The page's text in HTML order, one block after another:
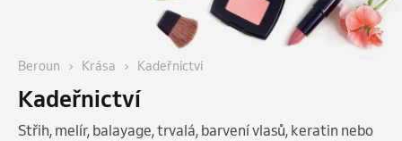
Beroun Krása Kadeřnictví
Kadeřnictví
Střih, melír, balayage, trvalá, barvení vlasů, keratin nebo